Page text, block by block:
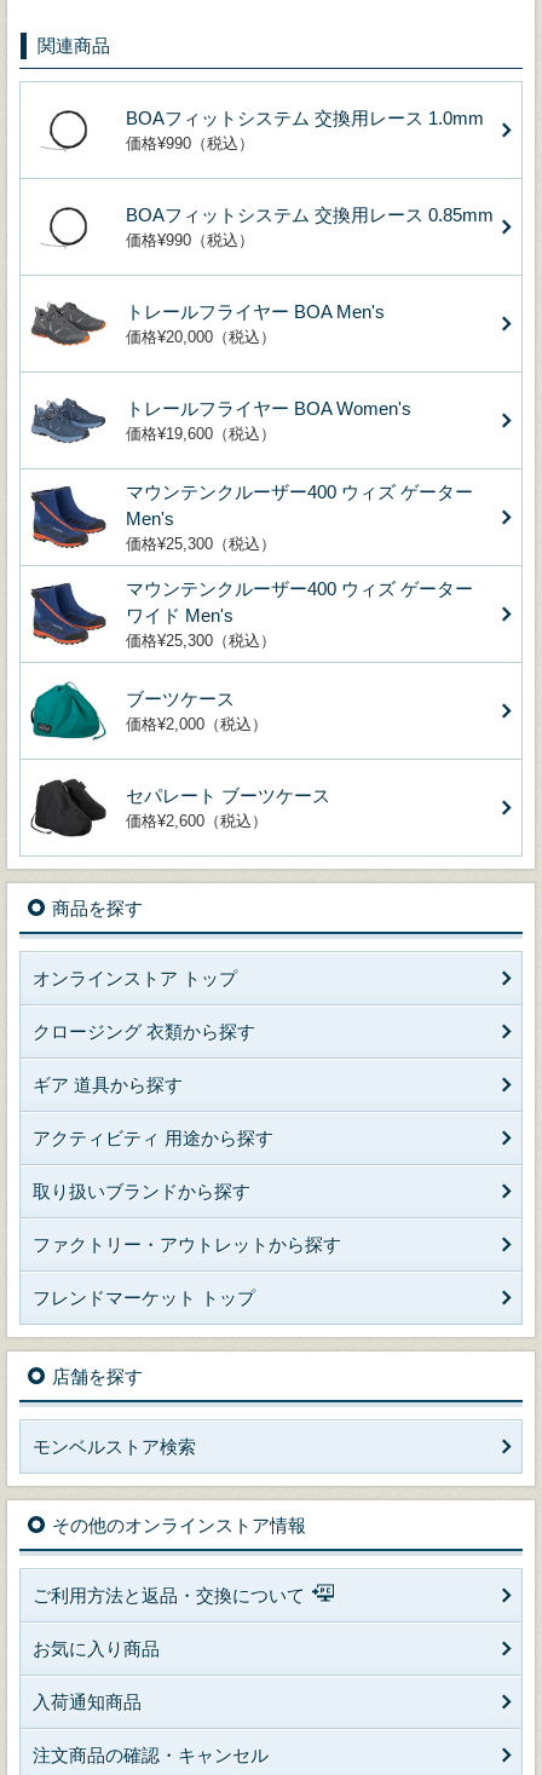
関連商品
BOAフィットシステム 交換用レース 1.0mm
価格¥990（税込）
BOAフィットシステム 交換用レース 0.85mm
価格¥990（税込）
トレールフライヤー BOA Men's
価格¥20,000（税込）
トレールフライヤー BOA Women's
価格¥19,600（税込）
マウンテンクルーザー400 ウィズ ゲーター
Men's
価格¥25,300（税込）
マウンテンクルーザー400 ウィズ ゲーター
ワイド Men's
価格¥25,300（税込）
ブーツケース
価格¥2,000（税込）
セパレート ブーツケース
価格¥2,600（税込）
商品を探す
オンラインストア トップ
クロージング 衣類から探す
ギア 道具から探す
アクティビティ 用途から探す
取り扱いブランドから探す
ファクトリー・アウトレットから探す
フレンドマーケット トップ
店舗を探す
モンベルストア検索
その他のオンラインストア情報
ご利用方法と返品・交換について
お気に入り商品
入荷通知商品
注文商品の確認・キャンセル